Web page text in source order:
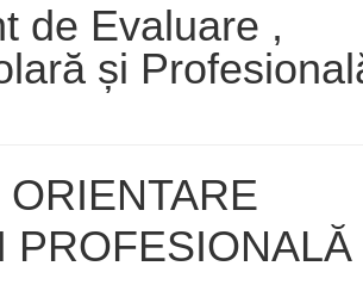
de Evaluare ,
și
PROFESIONALĂ